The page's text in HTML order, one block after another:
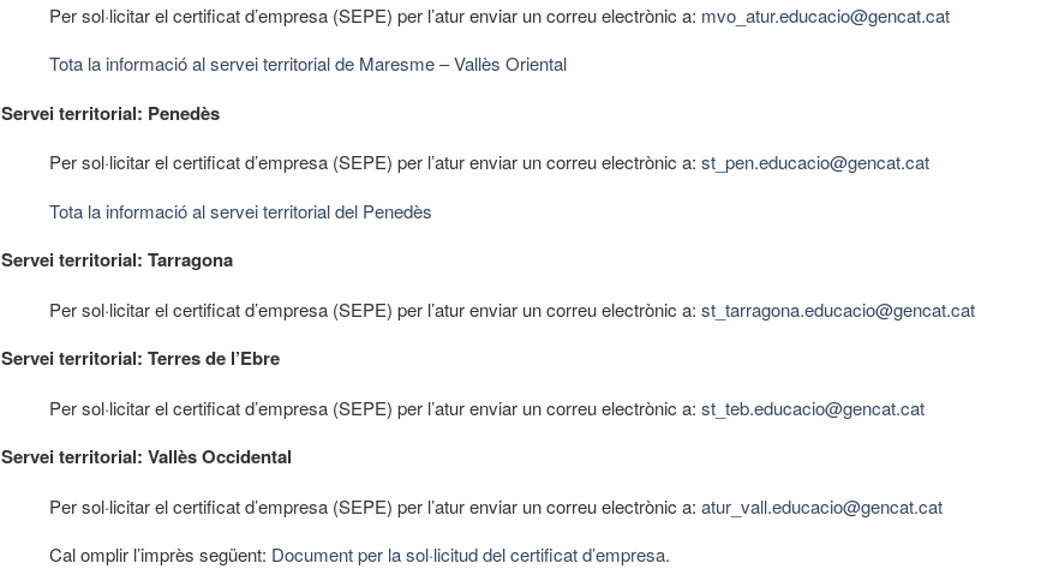
Per sol·licitar el certificat d’empresa (SEPE) per l’atur enviar un correu electrònic a: mvo_atur.educacio@gencat.cat
Tota la informació al servei territorial de Maresme – Vallès Oriental
Servei territorial: Penedès
Per sol·licitar el certificat d’empresa (SEPE) per l’atur enviar un correu electrònic a: st_pen.educacio@gencat.cat
Tota la informació al servei territorial del Penedès
Servei territorial: Tarragona
Per sol·licitar el certificat d’empresa (SEPE) per l’atur enviar un correu electrònic a: st_tarragona.educacio@gencat.cat
Servei territorial: Terres de l’Ebre
Per sol·licitar el certificat d’empresa (SEPE) per l’atur enviar un correu electrònic a: st_teb.educacio@gencat.cat
Servei territorial: Vallès Occidental
Per sol·licitar el certificat d’empresa (SEPE) per l’atur enviar un correu electrònic a: atur_vall.educacio@gencat.cat
Cal omplir l’imprès següent: Document per la sol·licitud del certificat d’empresa.